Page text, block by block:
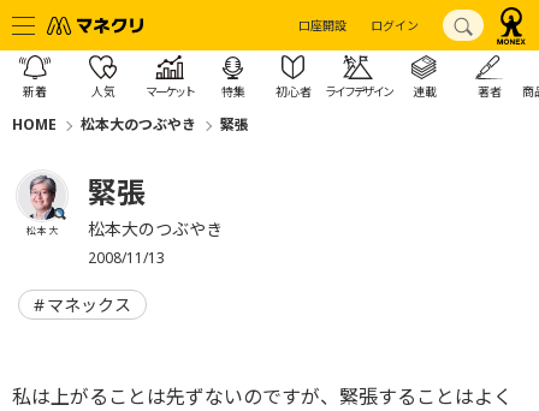
口座開設 ログイン
新着 人気 マーケット 特集 初心者 ライフデザイン 連載 著者 商
HOME 松本大のつぶやき 緊張
松本 大
緊張
松本大のつぶやき
2008/11/13
マネックス
私は上がることは先ずないのですが、緊張することはよく